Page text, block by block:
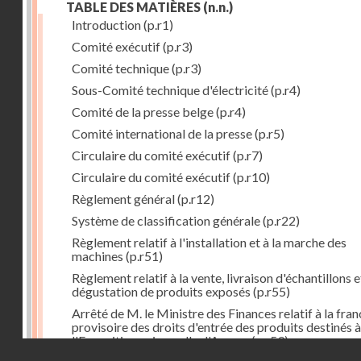
TABLE DES MATIÈRES (n.n.)
Introduction(p.r1)
Comité exécutif(p.r3)
Comité technique(p.r3)
Sous-Comité technique d'électricité(p.r4)
Comité de la presse belge(p.r4)
Comité international de la presse(p.r5)
Circulaire du comité exécutif(p.r7)
Circulaire du comité exécutif(p.r10)
Règlement général(p.r12)
Système de classification générale(p.r22)
Règlement relatif à l'installation et à la marche des
machines (p.r51)
Règlement relatif à la vente, livraison d'échantillons
dégustation de produits exposés (p.r55)
Arrêté de M. le Ministre des Finances relatif à la
provisoire des droits d'entrée des produits destinés à
l'Exposition universelle d'Anvers(p.r59)